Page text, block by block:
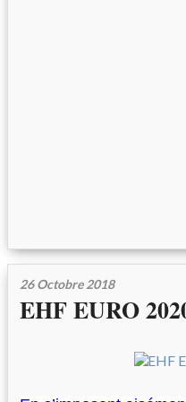
26 Octobre 2018
EHF EURO